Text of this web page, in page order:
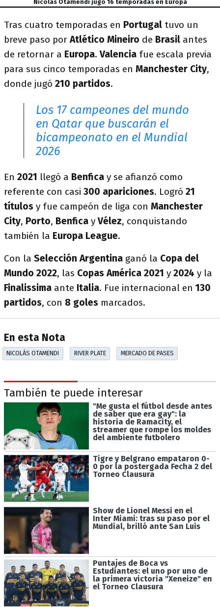
Nicolás Otamendi jugó 16 temporadas en Europa
Tras cuatro temporadas en Portugal tuvo un
breve paso porAtlético Mineiro de Brasil antes
de retornar a Europa.Valencia fue escala previa
para sus cinco temporadas en Manchester City,
donde jugó 210 partidos.
Los 17 campeones del mundo
en Qatar que buscarán el
bicampeonato en el Mundial
2026
En 2021 llegó a Benfica y se afianzó como
referente con casi 300 apariciones. Logró 21
títulos y fue campeón de liga con Manchester
City, Porto, Benfica yVélez, conquistando
también la Europa League.
Con la Selección Argentina ganó la Copa del
Mundo 2022, las Copas América 2021 y 2024 y la
Finalissima ante Italia. Fue internacional en 130
partidos, con 8 goles marcados.
En esta Nota
NICOLÁS OTAMENDI RIVER PLATE MERCADO DE PASES
También te puede interesar
"Me gusta el fútbol desde antes
de saber que era gay": la
historia de Ramacity, el
streamer que rompe los moldes
del ambiente futbolero
Tigre y Belgrano empataron 0-
0 por la postergada Fecha 2 del
Torneo Clausura
Show de Lionel Messi en el
Inter Miami: tras su paso por el
Mundial, brilló ante San Luis
Puntajes de Boca vs
Estudiantes: el uno por uno de
la primera victoria "Xeneize" en
el Torneo Clausura